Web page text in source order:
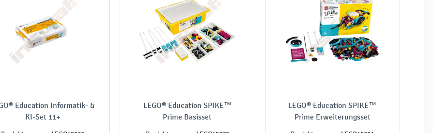
Education Informatik- &
KI-Set 11+
LEGO® Education SPIKE™
Prime Basisset
LEGO® Education SPIKE™
Prime Erweiterungsset